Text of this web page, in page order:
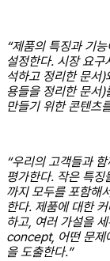
“제품의 특징과 기
설정한다. 시장 요
석하고 정리한 문서
용들을 정리한 문서
만들기 위한 콘텐츠
“우리의 고객들과
평가한다. 작은 특
까지 모두를 포함해
한다. 제품에 대한
하고, 여러 가설을
concept, 어떤 문제
을 도출한다.”